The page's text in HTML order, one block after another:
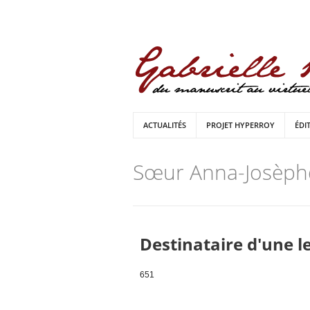
ACTUALITÉS PROJET HYPERROY
Sœur Anna-
Destinataire d'une
651